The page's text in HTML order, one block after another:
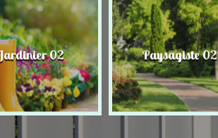
02 Paysagiste 02